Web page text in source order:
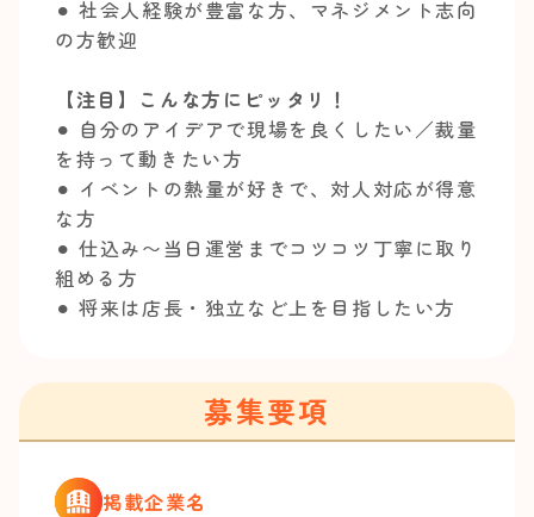
⚫︎ 社会人経験が豊富な方、マネジメント志向
の方歓迎
【注目】こんな方にピッタリ！
⚫︎ 自分のアイデアで現場を良くしたい／裁量
を持って動きたい方
⚫︎ イベントの熱量が好きで、対人対応が得意
な方
⚫︎ 仕込み〜当日運営までコツコツ丁寧に取り
組める方
⚫︎ 将来は店長・独立など上を目指したい方
募集要項
掲載企業名